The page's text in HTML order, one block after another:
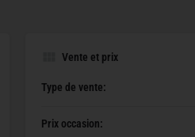
Vente et prix
Type de vente:
Prix occasion: